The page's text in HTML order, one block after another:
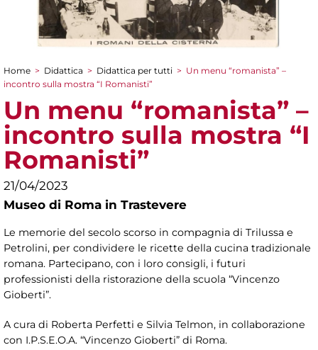
Tu sei qui
Home > Didattica > Didattica per tutti > Un menu “romanista” –
incontro sulla mostra “I Romanisti”
Un menu “romanista” –
incontro sulla mostra “I
Romanisti”
21/04/2023
Museo di Roma in Trastevere
Le memorie del secolo scorso in compagnia di Trilussa e
Petrolini, per condividere le ricette della cucina tradizionale
romana. Partecipano, con i loro consigli, i futuri
professionisti della ristorazione della scuola “Vincenzo
Gioberti”.
A cura di Roberta Perfetti e Silvia Telmon, in collaborazione
con I.P.S.E.O.A. “Vincenzo Gioberti” di Roma.